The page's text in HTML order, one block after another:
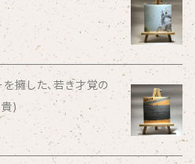
擁した、若き才覚の
)